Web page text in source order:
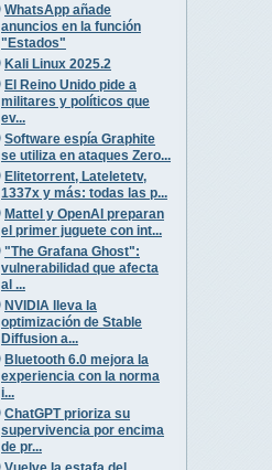
WhatsApp añade
anuncios en la función
"Estados"
Kali Linux 2025.2
El Reino Unido pide a
militares y políticos que
ev...
Software espía Graphite
se utiliza en ataques Zero...
Elitetorrent, Lateletetv,
1337x y más: todas las p...
Mattel y OpenAI preparan
el primer juguete con int...
"The Grafana Ghost":
vulnerabilidad que afecta
al ...
NVIDIA lleva la
optimización de Stable
Diffusion a...
Bluetooth 6.0 mejora la
experiencia con la norma
i...
ChatGPT prioriza su
supervivencia por encima
de pr...